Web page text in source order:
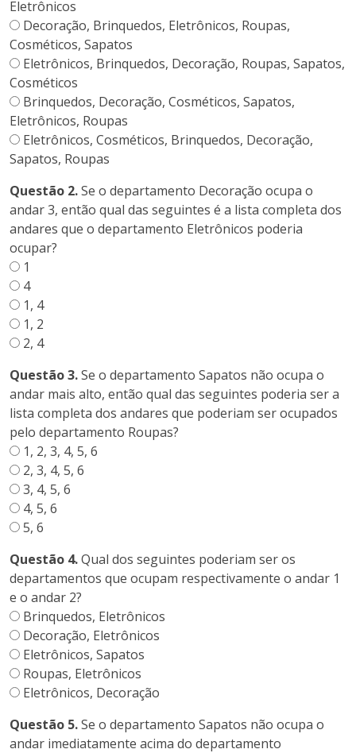
Eletrônicos
Decoração, Brinquedos, Eletrônicos, Roupas,
Cosméticos, Sapatos
Eletrônicos, Brinquedos, Decoração, Roupas, Sapatos,
Cosméticos
Brinquedos, Decoração, Cosméticos, Sapatos,
Eletrônicos, Roupas
Eletrônicos, Cosméticos, Brinquedos, Decoração,
Sapatos, Roupas
Questão 2.Se o departamento Decoração ocupa o
andar 3, então qual das seguintes é a lista completa dos
andares que o departamento Eletrônicos poderia
ocupar?
1
4
1, 4
1, 2
2, 4
Questão 3.Se o departamento Sapatos não ocupa o
andar mais alto, então qual das seguintes poderia ser a
lista completa dos andares que poderiam ser ocupados
pelo departamento Roupas?
1, 2, 3, 4, 5, 6
2, 3, 4, 5, 6
3, 4, 5, 6
4, 5, 6
5, 6
Questão 4.Qual dos seguintes poderiam ser os
departamentos que ocupam respectivamente o andar 1
e o andar 2?
Brinquedos, Eletrônicos
Decoração, Eletrônicos
Eletrônicos, Sapatos
Roupas, Eletrônicos
Eletrônicos, Decoração
Questão 5.Se o departamento Sapatos não ocupa o
andar imediatamente acima do departamento